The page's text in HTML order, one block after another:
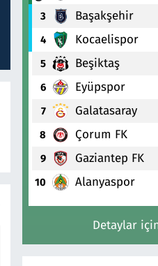
3 Başakşehir
4 Kocaelispor
5 Beşiktaş
6 Eyüpspor
7 Galatasaray
8 Çorum FK
9 Gaziantep FK
10 Alanyaspor
Detaylar